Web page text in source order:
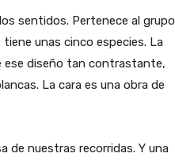
sentidos. Pertenece al grupo
unas cinco especies. La
ese diseño tan contrastante,
La cara es una obra de
de nuestras recorridas. Y una